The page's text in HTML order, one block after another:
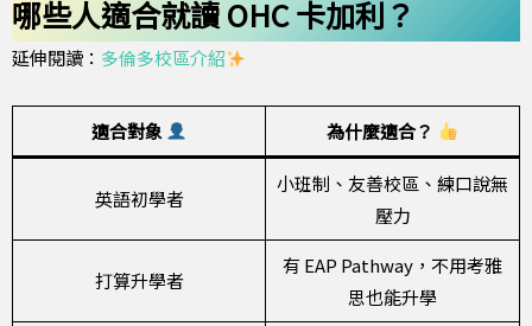
哪些人適合就讀 OHC 卡加利？
延伸閱讀： 多倫多校區介紹
適合對象 為什麼適合？
英語初學者
小班制、友善校區、練口說無
壓力
打算升學者
有 EAP Pathway，不用考雅
思也能升學